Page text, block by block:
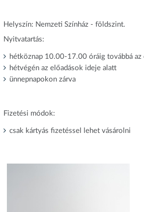
Helyszín: Nemzeti Színház - földszint.
Nyitvatartás:
hétköznap 10.00-17.00 óráig továbbá az
hétvégén az előadások ideje alatt
ünnepnapokon zárva
Fizetési módok:
csak kártyás fizetéssel lehet vásárolni